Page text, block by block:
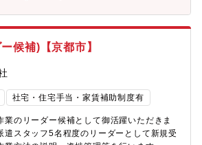
候補)【京都市】
社宅・住宅手当・家賃補助制度有
業のリーダー候補として御活躍いただきま
遣スタッフ5名程度のリーダーとして新規受